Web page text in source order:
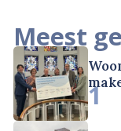
Meest
1